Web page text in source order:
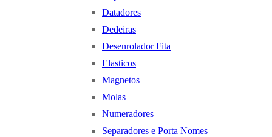
Datadores
Dedeiras
Desenrolador Fita
Elasticos
Magnetos
Molas
Numeradores
Separadores e Porta Nomes